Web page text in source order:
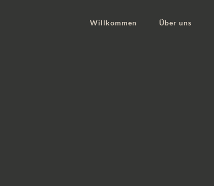
Willkommen Über uns